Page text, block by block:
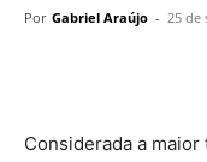
Por Gabriel Araújo - 25 de
Considerada a